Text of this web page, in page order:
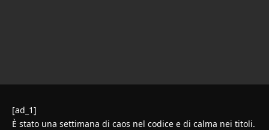
[ad_1]
È stato una settimana di caos nel codice e di calma nei titoli.